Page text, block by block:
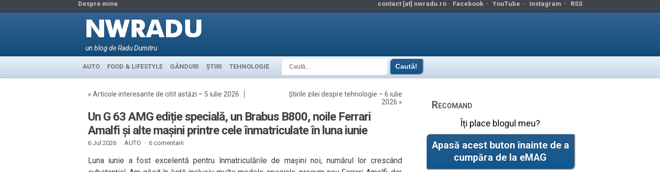
Despre mine contact [at] nwradu.ro · Facebook· YouTube · Instagram · RSS
un blog de Radu Dumitru
AUTO FOOD & LIFESTYLE GÂNDURI ȘTIRI TEHNOLOGIE
« Articole interesante de citit astăzi – 5 iulie 2026
Știrile zilei despre tehnologie – 6 iulie
2026 »
Un G 63 AMG ediție specială, un Brabus B800, noile Ferrari
Amalfi și alte mașini printre cele înmatriculate în luna iunie
6 Jul 2026 · AUTO · 6 comentarii
Luna iunie a fost excelentă pentru înmatriculările de mașini noi, numărul lor crescând
Recomand
Îți place blogul meu?
Apasă acest buton înainte de a
cumpăra de la eMAG